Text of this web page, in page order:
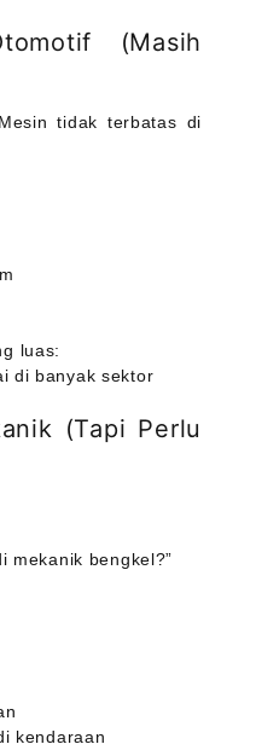
(Masih
tidak terbatas di
luas:
di banyak sektor
(Tapi Perlu
mekanik bengkel?”
kendaraan